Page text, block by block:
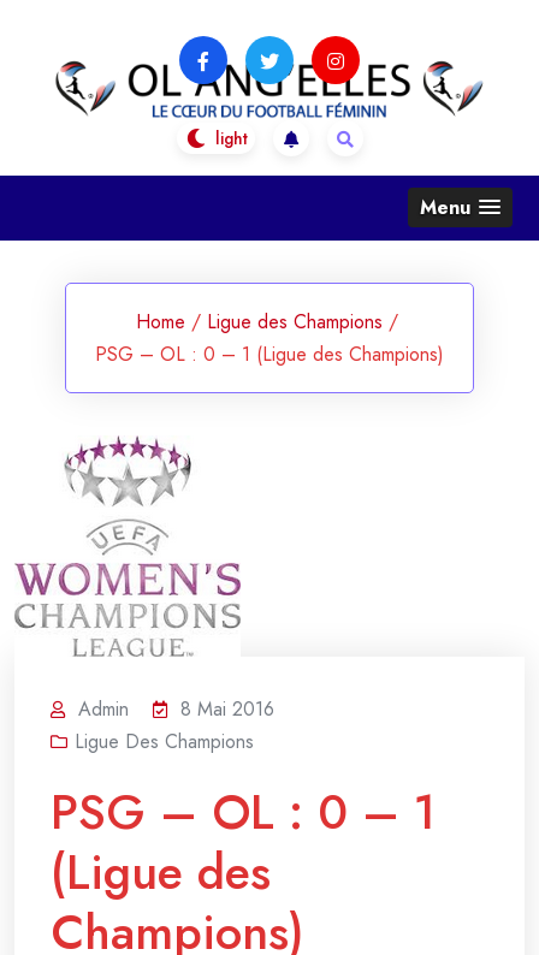
content
OL Ang'Elles
Le coeur du football féminin
Menu
Home / Ligue des Champions /
PSG – OL : 0 – 1 (Ligue des Champions)
Admin
8 Mai 2016
Ligue Des Champions
PSG – OL : 0 – 1
(Ligue des
Champions)